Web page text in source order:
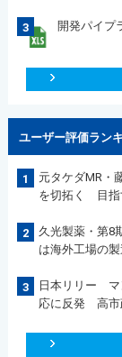
3 開発パイプ
ユーザー評価ラン
1
元タケダMR・
を切拓く 目指
2
久光製薬・第
は海外工場の
3
日本リリー マ
応に反発 高市